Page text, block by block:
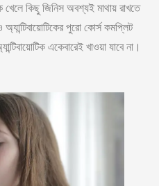
খেলে কিছু জিনিস অবশ্যই মাথায় রাখতে
পুরো কোর্স কমপ্লিট
একেবারেই খাওয়া যাবে না।